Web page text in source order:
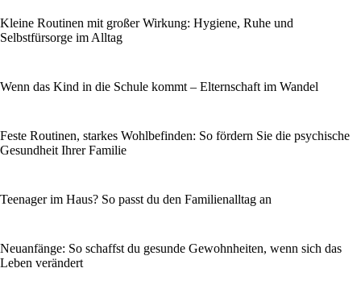
Kleine Routinen mit großer Wirkung: Hygiene, Ruhe und
Selbstfürsorge im Alltag
Wenn das Kind in die Schule kommt – Elternschaft im Wandel
Feste Routinen, starkes Wohlbefinden: So fördern Sie die psychische
Gesundheit Ihrer Familie
Teenager im Haus? So passt du den Familienalltag an
Neuanfänge: So schaffst du gesunde Gewohnheiten, wenn sich das
Leben verändert